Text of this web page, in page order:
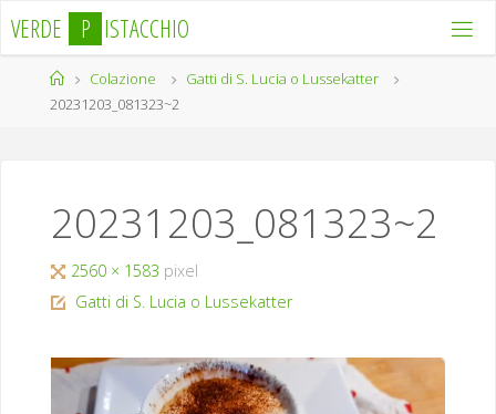
contenuto
VERDE P ISTACCHIO
HomeColazione
Gatti di S. Lucia o Lussekatter
20231203_081323~2
20231203_081323~2
Tutta
larghezza
2560 × 1583 pixel
Gatti di S. Lucia o Lussekatter